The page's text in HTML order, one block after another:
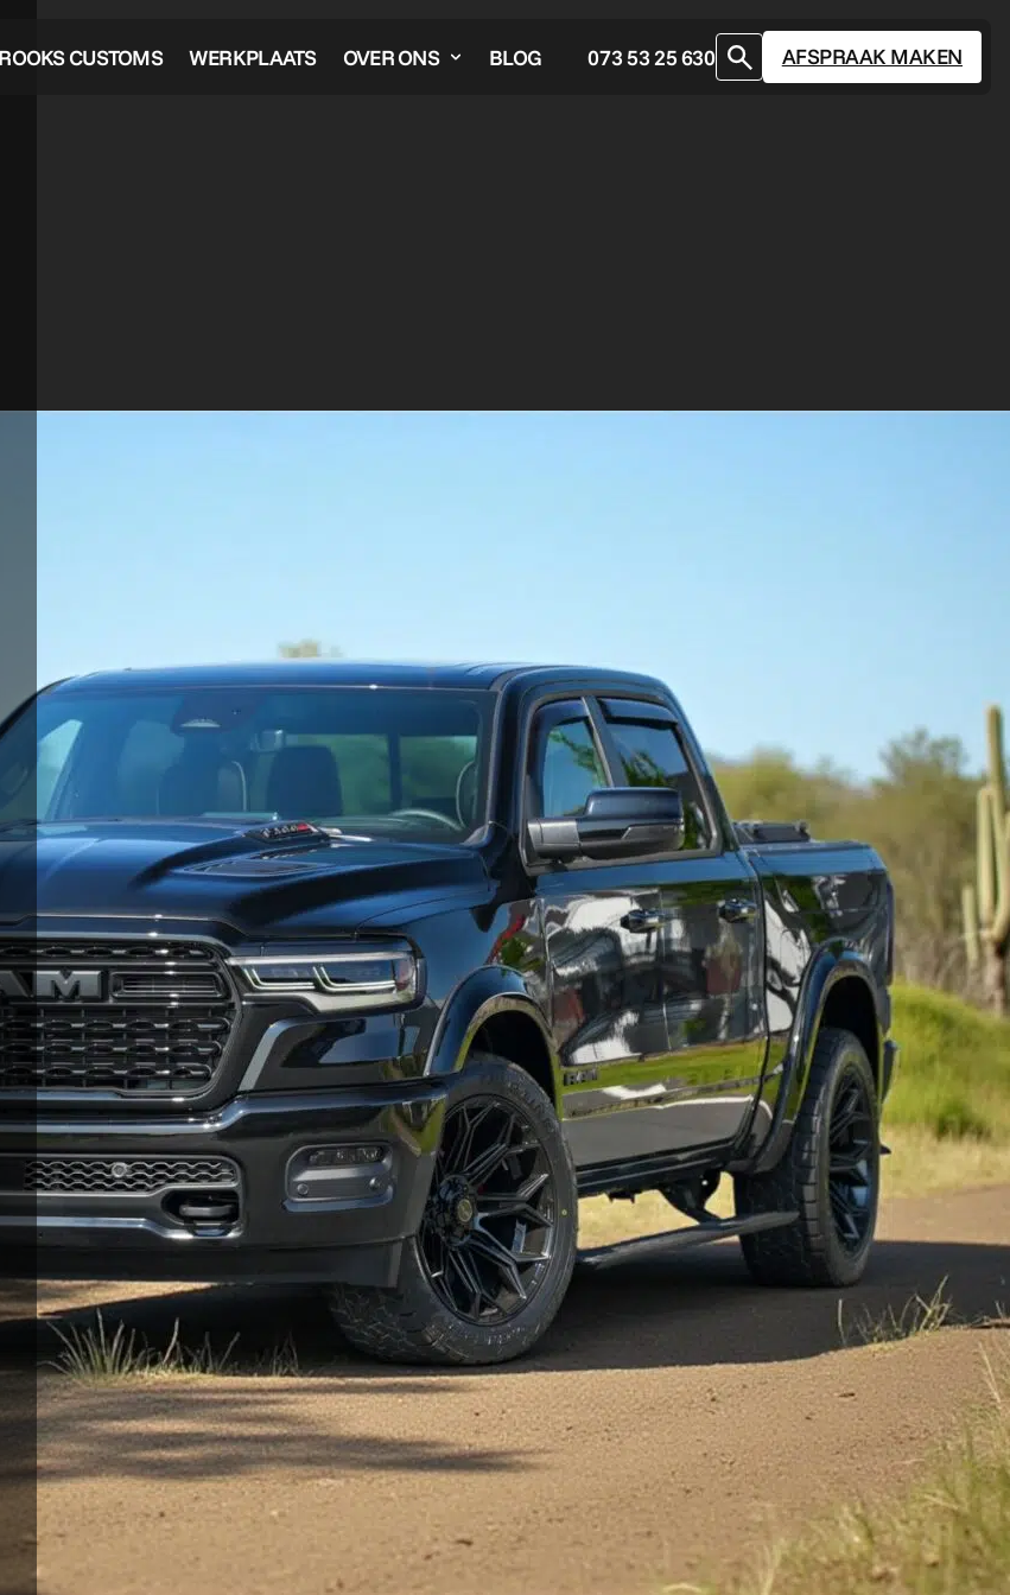
CUSTOMS WERKPLAATS OVER ONS BLOG 073 53 25 630 AFSPRAAK MAKEN